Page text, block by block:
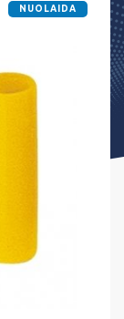
NUOLAIDA